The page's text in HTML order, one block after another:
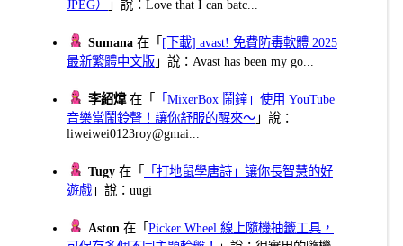
JPEG）
」說：Love that I can batc...
Sumana 在「 [下載] avast! 免費防毒軟體 2025
最新繁體中文版 」說：Avast has been my go...
李紹煒在「
「MixerBox 鬧鐘」使用 YouTube
音樂當鬧鈴聲！讓你舒服的醒來～ 」說：
liweiwei0123roy@gmai...
Tugy 在「
「打地鼠學唐詩」讓你長智慧的好
遊戲 」說：uugi
Aston 在「Picker Wheel 線上隨機抽籤工具，